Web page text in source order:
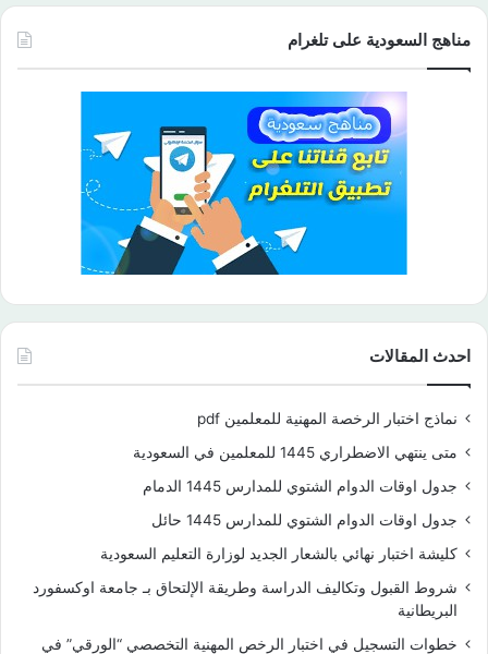
مناهج السعودية على تلغرام
احدث المقالات
نماذج اختبار الرخصة المهنية للمعلمين pdf
متى ينتهي الاضطراري 1445 للمعلمين في السعودية
جدول اوقات الدوام الشتوي للمدارس 1445 الدمام
جدول اوقات الدوام الشتوي للمدارس 1445 حائل
كليشة اختبار نهائي بالشعار الجديد لوزارة التعليم السعودية
شروط القبول وتكاليف الدراسة وطريقة الإلتحاق بـ جامعة اوكسفورد
البريطانية
خطوات التسجيل في اختبار الرخص المهنية التخصصي “الورقي” في